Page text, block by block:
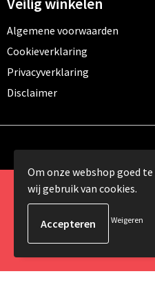
Algemene voorwaarden
Cookieverklaring
Privacyverklaring
Disclaimer
© Copyright 2024
Om onze webshop goed
wij gebruik van cookies.
Weigeren